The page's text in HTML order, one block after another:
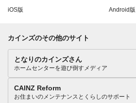
iOS版 Android版
カインズのその他のサイト
となりのカインズさん
ホームセンターを遊び倒すメディア
CAINZ Reform
お住まいのメンテナンスとくらしのサポート